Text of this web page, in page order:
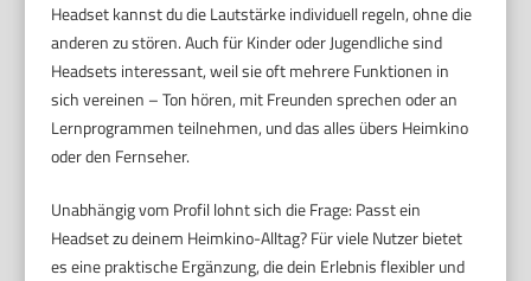
Headset kannst du die Lautstärke individuell regeln, ohne die
anderen zu stören. Auch für Kinder oder Jugendliche sind
Headsets interessant, weil sie oft mehrere Funktionen in
sich vereinen – Ton hören, mit Freunden sprechen oder an
Lernprogrammen teilnehmen, und das alles übers Heimkino
oder den Fernseher.
Unabhängig vom Profil lohnt sich die Frage: Passt ein
Headset zu deinem Heimkino-Alltag? Für viele Nutzer bietet
es eine praktische Ergänzung, die dein Erlebnis flexibler und